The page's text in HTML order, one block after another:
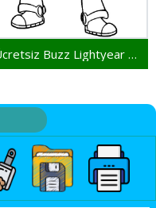
Ücretsiz Buzz Lightyear Yazdırılacak